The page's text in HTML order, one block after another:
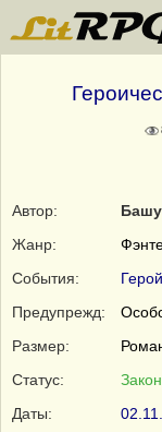
Автор:
Жанр:
События:
Предупрежд:
Размер:
Статус:
Даты: